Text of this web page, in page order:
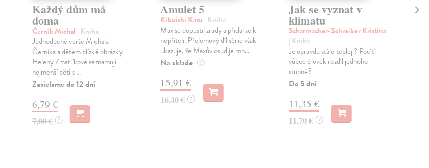
Každý dům má
doma
Černík Michal | Kniha
Jednoduché verše Michala
Černíka a dětem blízké obrázky
Heleny Zmatlíkové seznamují
nejmenší děti s ...
Zasielame do 12 dní
6,79 €
7,00 € ?
Amulet 5
Kibuishi Kazu | Kniha
Max se dopustil zrady a přidal se k
nepříteli. Přelomový díl série však
ukazuje, že Maxův osud je mn...
Na sklade ?
15,91 €
16,40 € ?
Jak se vyznat v
klimatu
Scharmacher-Schreiber Kristina
| Kniha
Je opravdu stále tepleji? Pocítí
vůbec člověk rozdíl jednoho
stupně?
Do 5 dní
11,35 €
11,70 € ?